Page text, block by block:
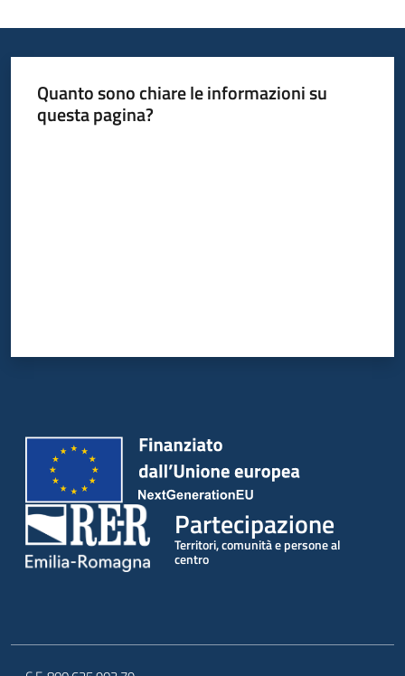
Quanto sono chiare le informazioni su
questa pagina?
Partecipazione
Territori, comunità e persone al
centro